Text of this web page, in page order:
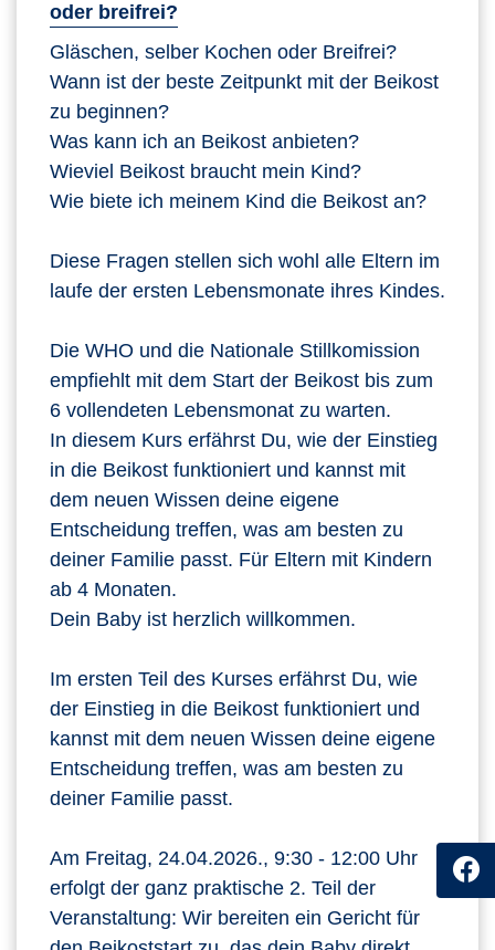
oder breifrei?
Gläschen, selber Kochen oder Breifrei?
Wann ist der beste Zeitpunkt mit der Beikost
zu beginnen?
Was kann ich an Beikost anbieten?
Wieviel Beikost braucht mein Kind?
Wie biete ich meinem Kind die Beikost an?
Diese Fragen stellen sich wohl alle Eltern im
laufe der ersten Lebensmonate ihres Kindes.
Die WHO und die Nationale Stillkomission
empfiehlt mit dem Start der Beikost bis zum
6 vollendeten Lebensmonat zu warten.
In diesem Kurs erfährst Du, wie der Einstieg
in die Beikost funktioniert und kannst mit
dem neuen Wissen deine eigene
Entscheidung treffen, was am besten zu
deiner Familie passt. Für Eltern mit Kindern
ab 4 Monaten.
Dein Baby ist herzlich willkommen.
Im ersten Teil des Kurses erfährst Du, wie
der Einstieg in die Beikost funktioniert und
kannst mit dem neuen Wissen deine eigene
Entscheidung treffen, was am besten zu
deiner Familie passt.
Am Freitag, 24.04.2026., 9:30 - 12:00 Uhr
erfolgt der ganz praktische 2. Teil der
Veranstaltung: Wir bereiten ein Gericht für